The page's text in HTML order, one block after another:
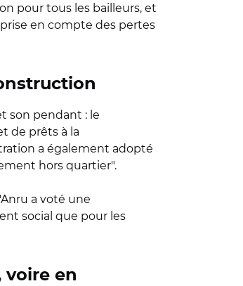
pour tous les bailleurs, et
en compte des pertes
son pendant : le
de prêts à la
a également adopté
hors quartier".
a voté une
social que pour les
voire en